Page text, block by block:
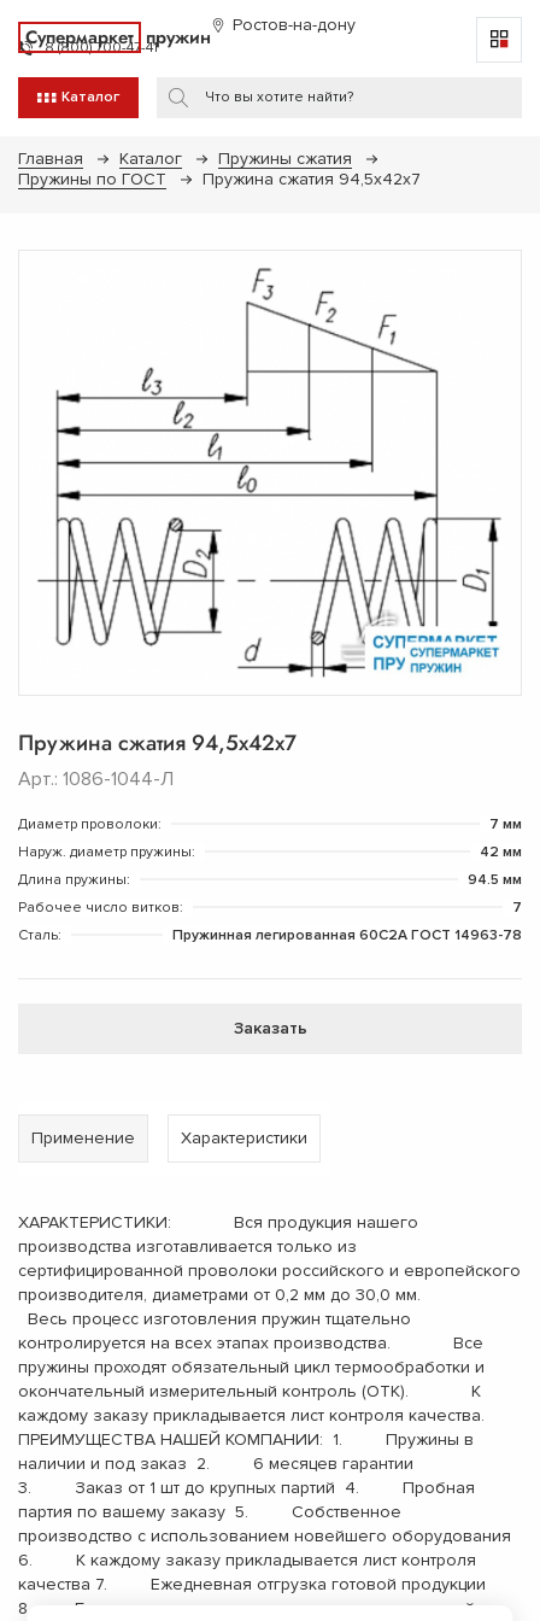
Супермаркет пружин Ростов-на-дону
8 (800) 700-47-41
Каталог
Главная Каталог
Пружины сжатия
Пружины по ГОСТ
Пружина сжатия 94,5х42х7
Пружина сжатия 94,5х42х7
Арт.: 1086-1044-Л
Диаметр проволоки:
7 мм
Наруж. диаметр пружины:
42 мм
Длина пружины:
94.5 мм
Рабочее число витков:
7
Сталь:
Пружинная легированная 60С2А ГОСТ 14963-78
Заказать
Применение Характеристики
ХАРАКТЕРИСТИКИ: Вся продукция нашего
производства изготавливается только из
сертифицированной проволоки российского и европейского
производителя, диаметрами от 0,2 мм до 30,0 мм.
Весь процесс изготовления пружин тщательно
контролируется на всех этапах производства. Все
пружины проходят обязательный цикл термообработки и
окончательный измерительный контроль (ОТК). К
каждому заказу прикладывается лист контроля качества.
ПРЕИМУЩЕСТВА НАШЕЙ КОМПАНИИ: 1. Пружины в
наличии и под заказ 2. 6 месяцев гарантии
3. Заказ от 1 шт до крупных партий 4. Пробная
партия по вашему заказу 5. Собственное
производство с использованием новейшего оборудования
6. К каждому заказу прикладывается лист контроля
качества 7. Ежедневная отгрузка готовой продукции
8. Бесплатная доставка до терминала транспортной